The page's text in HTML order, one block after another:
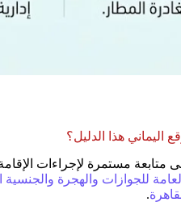
اليماني هذا الدليل؟
متابعة مستمرة لإجراءات
العامة للجوازات والهجرة
.